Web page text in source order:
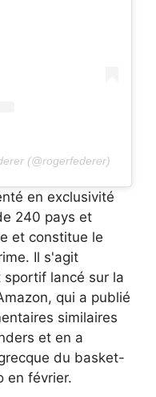
(@rogerfederer)
en exclusivité
240 pays et
et constitue le
Il s'agit
lancé sur la
qui a publié
similaires
et en a
du basket-
en février.